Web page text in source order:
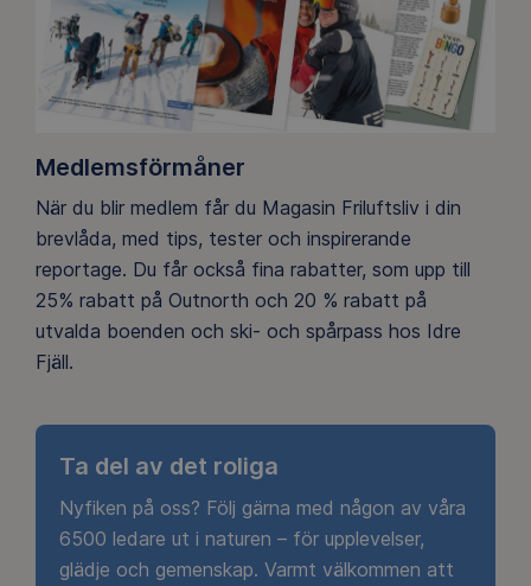
Medlemsförmåner
När du blir medlem får du Magasin Friluftsliv i din
brevlåda, med tips, tester och inspirerande
reportage. Du får också fina rabatter, som upp till
25% rabatt på Outnorth och 20 % rabatt på
utvalda boenden och ski- och spårpass hos Idre
Fjäll.
Ta del av det roliga
Nyfiken på oss? Följ gärna med någon av våra
6500 ledare ut i naturen – för upplevelser,
glädje och gemenskap. Varmt välkommen att